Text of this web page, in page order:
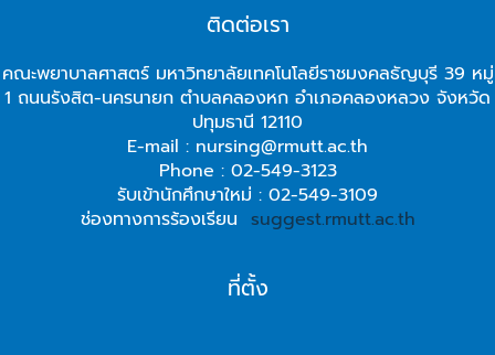
ติดต่อเรา
คณะพยาบาลศาสตร์ มหาวิทยาลัยเทคโนโลยีราชมงคลธัญบุรี 39 หมู่
1 ถนนรังสิต-นครนายก ตำบลคลองหก อำเภอคลองหลวง จังหวัด
ปทุมธานี 12110
E-mail : nursing@rmutt.ac.th
Phone : 02-549-3123
รับเข้านักศึกษาใหม่ : 02-549-3109
ช่องทางการร้องเรียน suggest.rmutt.ac.th
ที่ตั้ง